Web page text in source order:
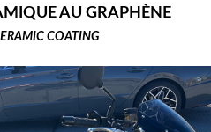
AU GRAPHÈNE
COATING